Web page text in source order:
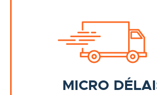
MICRO